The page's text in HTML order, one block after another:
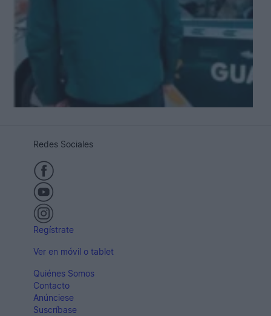
Redes Sociales
Regístrate
Ver en móvil o tablet
Quiénes Somos
Contacto
Anúnciese
Suscríbase